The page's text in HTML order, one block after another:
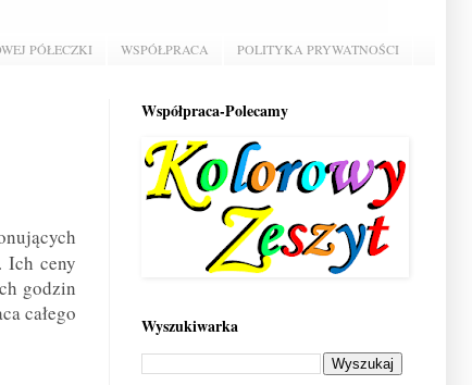
PÓŁECZKI WSPÓŁPRACA POLITYKA PRYWATNOŚCI
Ich ceny
godzin
całego
Współpraca-Polecamy
Wyszukiwarka